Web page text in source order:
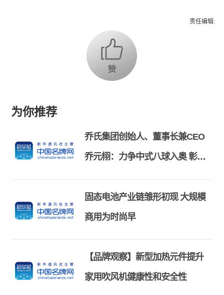
责任编辑:
为你推荐
乔氏集团创始人、董事长兼CEO
乔元栩：力争中式八球入奥 彰显
和合共生精神
固态电池产业链雏形初现 大规模
商用为时尚早
【品牌观察】新型加热元件提升
家用吹风机健康性和安全性